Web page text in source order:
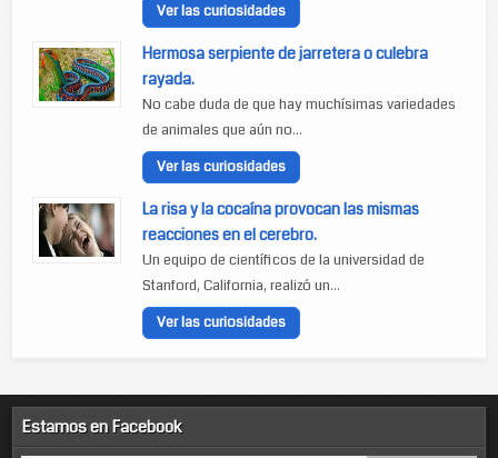
Ver las curiosidades
Hermosa serpiente de jarretera o culebra
rayada.
No cabe duda de que hay muchísimas variedades
de animales que aún no...
Ver las curiosidades
La risa y la cocaína provocan las mismas
reacciones en el cerebro.
Un equipo de científicos de la universidad de
Stanford, California, realizó un...
Ver las curiosidades
Estamos en Facebook